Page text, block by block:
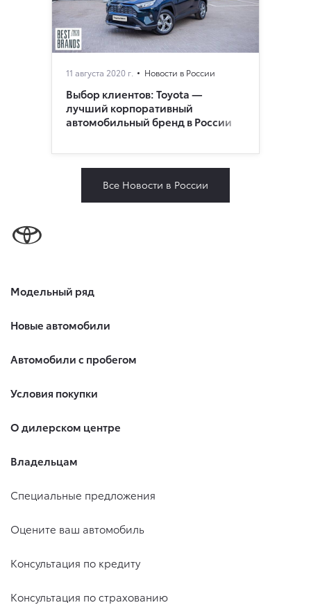
11 августа 2020 г. Новости в России
Выбор клиентов: Toyota —
лучший корпоративный
автомобильный бренд в России
Все Новости в России
Модельный ряд
Новые автомобили
Автомобили с пробегом
Условия покупки
О дилерском центре
Владельцам
Специальные предложения
Оцените ваш автомобиль
Консультация по кредиту
Консультация по страхованию